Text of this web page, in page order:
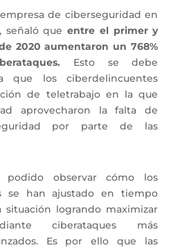
empresa de ciberseguridad en
señaló queentre el primer y
2020 aumentaron un 768%
Esto se debe
que los ciberdelincuentes
de teletrabajo en la que
aprovecharon la falta de
por parte de las
podido observar cómo los
se han ajustado en tiempo
situación logrando maximizar
ciberataques más
Es por ello que las